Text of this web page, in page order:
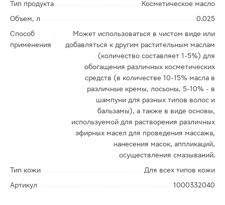
Тип продукта
Косметическое масло
Объем, л
0.025
Способ
применения
Может использоваться в чистом виде или
добавляться к другим растительным маслам
(количество составляет 1-5%) для
обогащения различных косметических
средств (в количестве 10-15% масла в
различные кремы, лосьоны, 5-10% - в
шампуни для разных типов волос и
бальзамы), а также в виде основы,
используемой для растворения различных
эфирных масел для проведения массажа,
нанесения масок, аппликаций,
осуществления смазываний.
Тип кожи
Для всех типов кожи
Артикул
1000332040